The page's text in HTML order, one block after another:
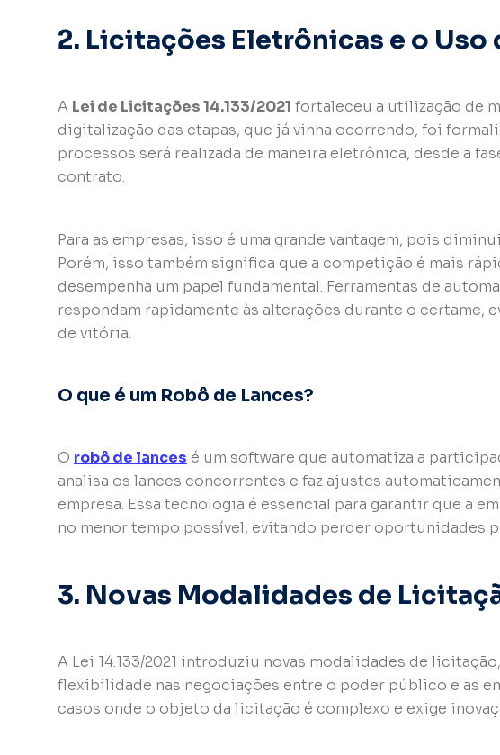
2. Licitações Eletrônicas e o Uso
A Lei de Licitações 14.133/2021 fortaleceu a utilização de
digitalização das etapas, que já vinha ocorrendo, foi
processos será realizada de maneira eletrônica, desde a
contrato.
Para as empresas, isso é uma grande vantagem, pois
Porém, isso também significa que a competição é mais
desempenha um papel fundamental. Ferramentas de
respondam rapidamente às alterações durante o certame,
de vitória.
O que é um Robô de Lances?
O robô de lances é um software que automatiza a
analisa os lances concorrentes e faz ajustes
empresa. Essa tecnologia é essencial para garantir que a
no menor tempo possível, evitando perder oportunidades
3. Novas Modalidades de
A Lei 14.133/2021 introduziu novas modalidades de
flexibilidade nas negociações entre o poder público e as
casos onde o objeto da licitação é complexo e exige